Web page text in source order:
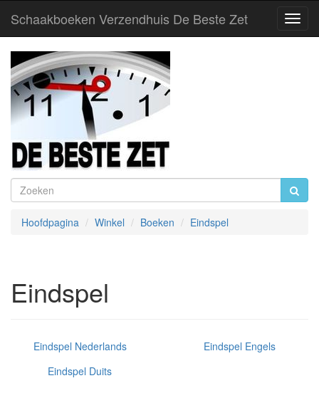
Schaakboeken Verzendhuis De Beste Zet
Hoofdpagina Winkel Boeken Eindspel
Eindspel
Eindspel Nederlands
Eindspel Engels
Eindspel Duits